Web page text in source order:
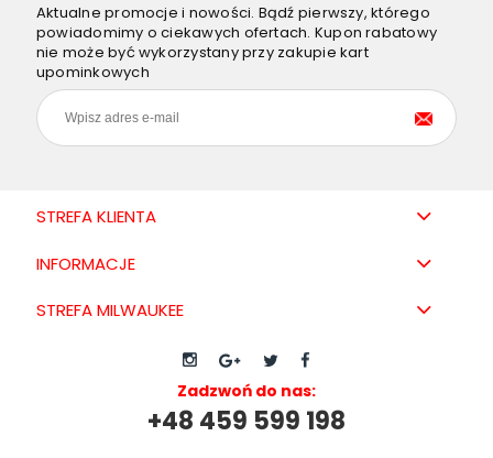
Aktualne promocje i nowości. Bądź pierwszy, którego
powiadomimy o ciekawych ofertach. Kupon rabatowy
nie może być wykorzystany przy zakupie kart
upominkowych
STREFA KLIENTA
INFORMACJE
STREFA MILWAUKEE
Zadzwoń do nas:
+48 459 599 198